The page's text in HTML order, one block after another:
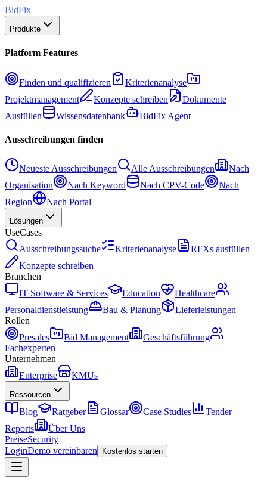
BidFix
Produkte
Platform Features
Finden und qualifizieren
Kriterienanalyse
Projektmanagement
Konzepte schreiben
Dokumente
Ausfüllen
Wissensdatenbank BidFix Agent
Ausschreibungen finden
Neueste Ausschreibungen Alle Ausschreibungen
Nach
Organisation
Nach Keyword Nach CPV-Code
Nach
Region
Nach Portal
Lösungen
UseCases
Ausschreibungssuche
Kriterienanalyse
RFXs ausfüllen
Konzepte schreiben
Branchen
IT Software & Services
Education
Healthcare
Personaldienstleistung
Bau & Planung
Lieferleistungen
Rollen
Presales
Bid Management
Geschäftsführung
Fachexperten
Unternehmen
Enterprise
KMUs
Ressourcen
Blog Ratgeber Glossar Case Studies
Tender
Reports
Über Uns
PreiseSecurity
LoginDemo vereinbaren Kostenlos starten